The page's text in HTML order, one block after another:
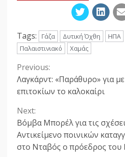
Tags: Γάζα Δυτική Όχθη ΗΠΑ
Παλαιστινιακό
Χαμάς
Continue
Reading
Previous:
Λαγκάρντ: «Παράθυρο» για
επιτοκίων το καλοκαίρι
Next:
Βόμβα Μπορέλ για τις
Αντικείμενο ποινικών
στο Νταβός ο πρόεδρος του